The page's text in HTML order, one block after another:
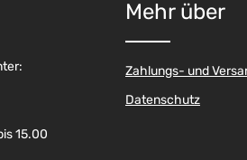
15.00
Mehr über
Zahlungs- und
Datenschutz